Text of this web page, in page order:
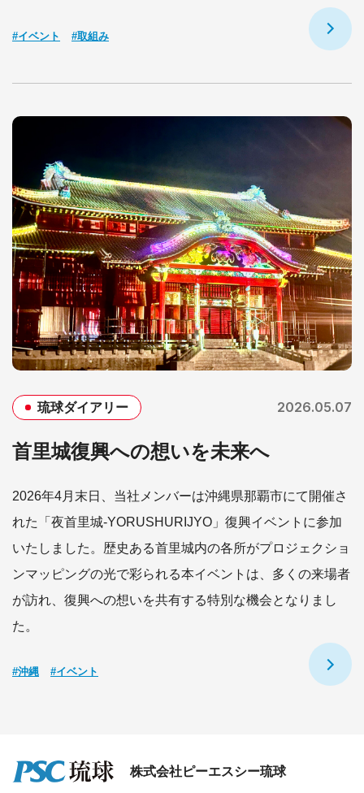
#イベント #取組み
琉球ダイアリー 2026.05.07
首里城復興への想いを未来へ
2026年4月末日、当社メンバーは沖縄県那覇市にて開催さ
れた「夜首里城-YORUSHURIJYO」復興イベントに参加
いたしました。歴史ある首里城内の各所がプロジェクショ
ンマッピングの光で彩られる本イベントは、多くの来場者
が訪れ、復興への想いを共有する特別な機会となりまし
た。
#沖縄 #イベント
株式会社ピーエスシー琉球